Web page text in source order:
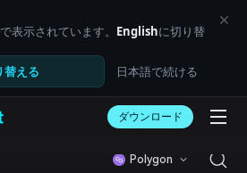
で表示されています。 Englishに切り替
える 日本語で続ける
ダウンロード
Polygon